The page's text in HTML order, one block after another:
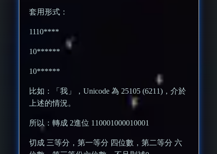
套用形式：
1110****
10******
10******
比如：「我」，Unicode 為 25105 (6211)，介於
上述的情況。
所以：轉成 2進位 110001000010001
切成 三等分，第一等分 四位數，第二等分 六